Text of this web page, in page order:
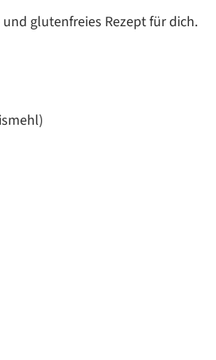
glutenfreies Rezept für dich.